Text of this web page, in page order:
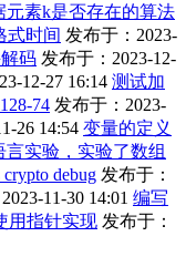
素k是否存在的算法
式时间 发布于：2023-
码 发布于：2023-12-
12-27 16:14 测试加
74 发布于：2023-
26 14:54 变量的定义
言实验，实验了数组
crypto debug 发布于：
11-30 14:01 编写
用指针实现 发布于：